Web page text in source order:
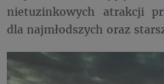
nietuzinkowych atrakcji
dla najmłodszych oraz